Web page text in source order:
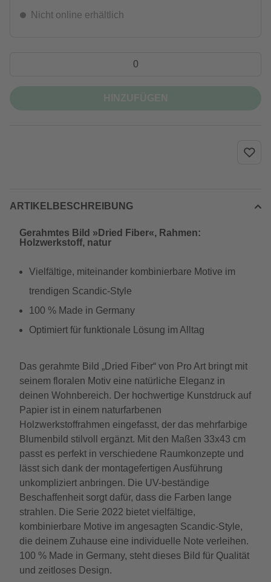
Nicht online erhältlich
ARTIKELBESCHREIBUNG
Gerahmtes Bild »Dried Fiber«, Rahmen:
Holzwerkstoff, natur
Vielfältige, miteinander kombinierbare Motive im
trendigen Scandic-Style
100 % Made in Germany
Optimiert für funktionale Lösung im Alltag
Das gerahmte Bild „Dried Fiber“ von Pro Art bringt mit
seinem floralen Motiv eine natürliche Eleganz in
deinen Wohnbereich. Der hochwertige Kunstdruck auf
Papier ist in einem naturfarbenen
Holzwerkstoffrahmen eingefasst, der das mehrfarbige
Blumenbild stilvoll ergänzt. Mit den Maßen 33x43 cm
passt es perfekt in verschiedene Raumkonzepte und
lässt sich dank der montagefertigen Ausführung
unkompliziert anbringen. Die UV-beständige
Beschaffenheit sorgt dafür, dass die Farben lange
strahlen. Die Serie 2022 bietet vielfältige,
kombinierbare Motive im angesagten Scandic-Style,
die deinem Zuhause eine individuelle Note verleihen.
100 % Made in Germany, steht dieses Bild für Qualität
und zeitloses Design.